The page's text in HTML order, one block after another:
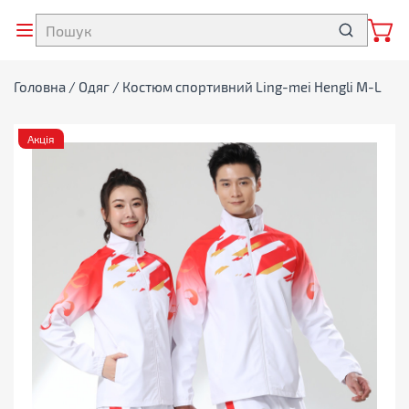
Головна / Одяг / Костюм спортивний Ling-mei Hengli M-L
Акція